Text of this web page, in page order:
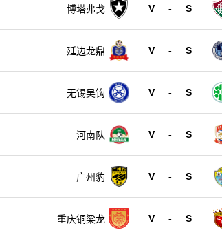
博塔弗戈 V - S
延边龙鼎 V - S
无锡吴钩 V - S
河南队 V - S
广州豹 V - S
重庆铜梁龙 V - S